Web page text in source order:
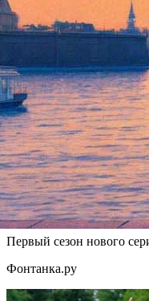
Видеосервис Hulu
участием Хью Лори:
сыграть главную роль в
актер снова предстанет
сезонах и двадцати
сообщаетThe Variety.
Новый сериал будет
триллер, основанный на
Нанна. Герой Хью Лори
Элдон Ченс, который
атмосферу полицейской
психических
станет Ленни
Первый сезон нового
Фонтанка.ру